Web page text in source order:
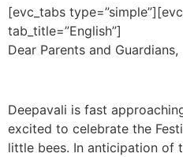
[evc_tabs
tab_title=”English”]
Dear Parents and Guardians,
Deepavali is fast
excited to celebrate the
little bees. In anticipation of